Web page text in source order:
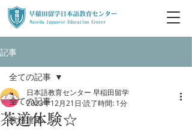
記事
全ての記事
教務連絡
全ての記事
茶道体験☆
日本語教育センター 早稲田留学
2023年12月21日 読了時間: 1分